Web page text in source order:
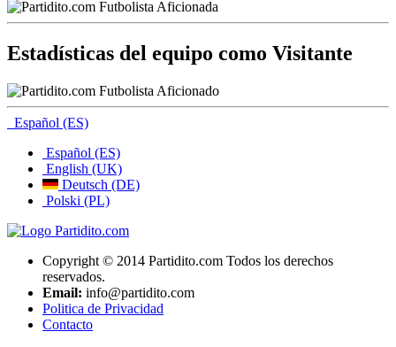
Estadísticas del equipo como Visitante
Español (ES)
Español (ES)
English (UK)
Deutsch (DE)
Polski (PL)
Copyright © 2014 Partidito.com Todos los derechos
reservados.
Email: info@partidito.com
Politica de Privacidad
Contacto